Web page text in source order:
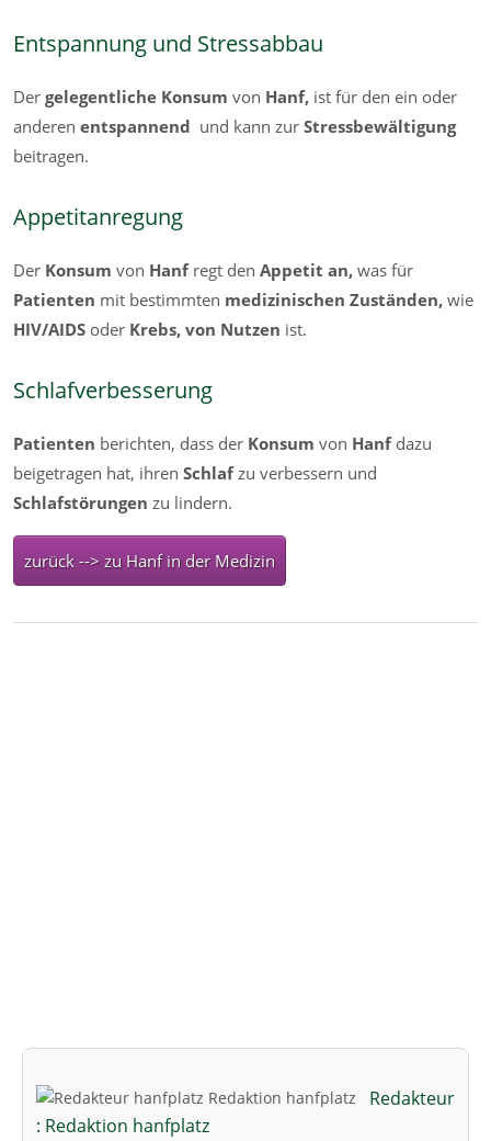
Entspannung und Stressabbau
Der gelegentliche Konsum von Hanf, ist für den ein oder
anderen entspannend und kann zur Stressbewältigung
beitragen.
Appetitanregung
Der Konsum von Hanf regt den Appetit an, was für
Patienten mit bestimmten medizinischen Zuständen, wie
HIV/AIDS oder Krebs, von Nutzen ist.
Schlafverbesserung
Patienten berichten, dass der Konsum von Hanf dazu
beigetragen hat, ihren Schlaf zu verbessern und
Schlafstörungen zu lindern.
zurück --> zu Hanf in der Medizin
Redakteur
: Redaktion hanfplatz